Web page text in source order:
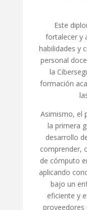
Este
fortalecer y
habilidades y
personal
la
formación
Asimismo, el
la primera
desarrollo
comprender,
de cómputo
aplicando
bajo un
eficiente y
proveedores